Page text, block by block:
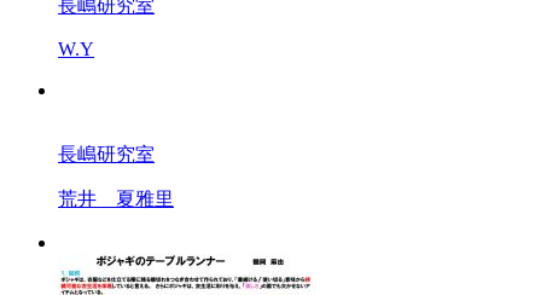
長嶋研究室
W.Y
長嶋研究室
荒井 夏雅里